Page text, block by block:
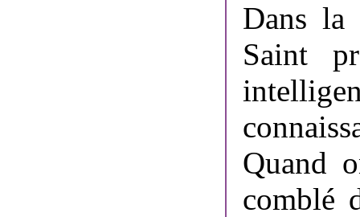
Dans la
Saint
Quand
comblé